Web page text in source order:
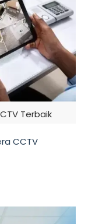
Terbaik
CCTV